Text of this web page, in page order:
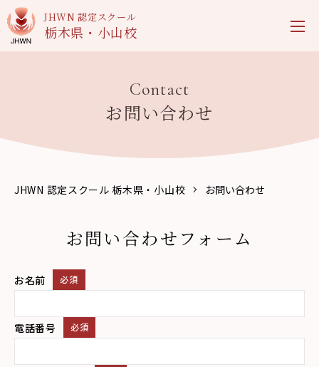
JHWN 認定スクール
栃木県・小山校
Contact
お問い合わせ
JHWN 認定スクール 栃木県・小山校 お問い合わせ
お問い合わせフォーム
お名前 必須
電話番号 必須